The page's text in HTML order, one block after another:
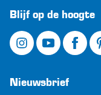
Blijf op de hoogte
Nieuwsbrief